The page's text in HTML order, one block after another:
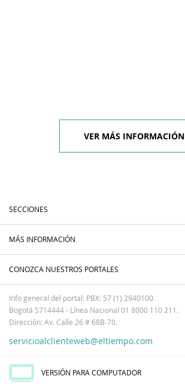
VER MÁS INFORMACIÓN
SECCIONES
MÁS INFORMACIÓN
CONOZCA NUESTROS PORTALES
Info general del portal: PBX: 57 (1) 2940100.
Bogotá 5714444 - Línea Nacional 01 8000 110 211.
Dirección: Av. Calle 26 # 68B-70.
servicioalclienteweb@eltiempo.com
VERSIÓN PARA COMPUTADOR